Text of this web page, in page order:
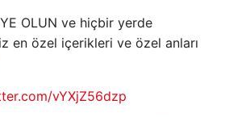
OLUN ve hiçbir yerde
en özel içerikleri ve özel anları
vYXjZ56dzp